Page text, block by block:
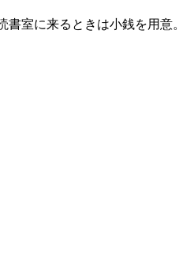
室に来るときは小銭を用意。